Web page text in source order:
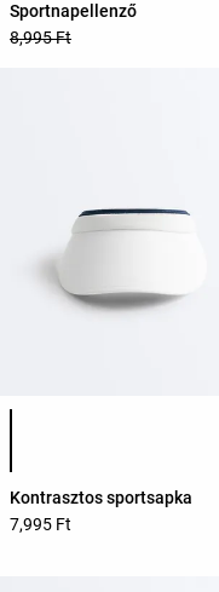
Sportnapellenző
8,995 Ft
Kontrasztos sportsapka
7,995 Ft